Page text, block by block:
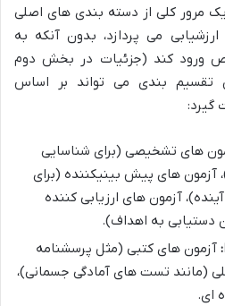
مرور کلی از دسته بندی های اصلی
می پردازد، بدون آنکه به
ورود کند (جزئیات در بخش دوم
تقسیم بندی می تواند بر اساس
گیرد:
های تشخیصی (برای شناسایی
های پیش بینیکننده (برای
آزمون های ارزیابی کننده
دستیابی به اهداف).
آزمون های کتبی (مثل پرسشنامه
(مانند تست های آمادگی جسمانی)،
ای.